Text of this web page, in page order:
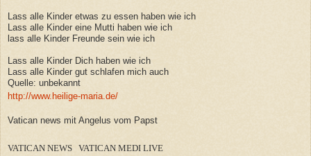
Lass alle Kinder etwas zu essen haben wie ich
Lass alle Kinder eine Mutti haben wie ich
lass alle Kinder Freunde sein wie ich
Lass alle Kinder Dich haben wie ich
Lass alle Kinder gut schlafen mich auch
Quelle: unbekannt
http://www.heilige-maria.de/
Vatican news mit Angelus vom Papst
VATICAN NEWS VATICAN MEDI LIVE